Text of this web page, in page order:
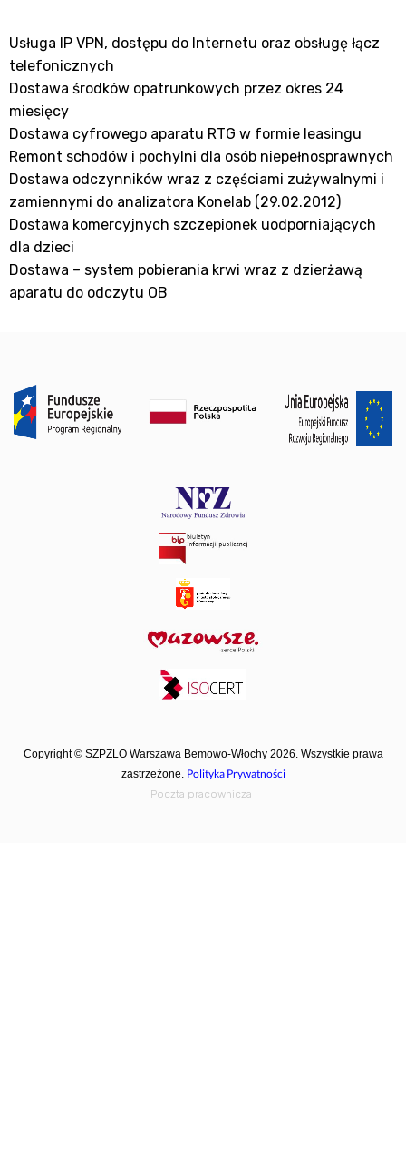
Usługa IP VPN, dostępu do Internetu oraz obsługę łącz
telefonicznych
Dostawa środków opatrunkowych przez okres 24
miesięcy
Dostawa cyfrowego aparatu RTG w formie leasingu
Remont schodów i pochylni dla osób niepełnosprawnych
Dostawa odczynników wraz z częściami zużywalnymi i
zamiennymi do analizatora Konelab (29.02.2012)
Dostawa komercyjnych szczepionek uodporniających
dla dzieci
Dostawa – system pobierania krwi wraz z dzierżawą
aparatu do odczytu OB
Copyright © SZPZLO Warszawa Bemowo-Włochy 2026. Wszystkie prawa
zastrzeżone. Polityka Prywatności
Poczta pracownicza